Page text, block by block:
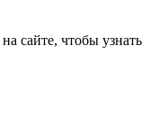
на сайте, чтобы узнать